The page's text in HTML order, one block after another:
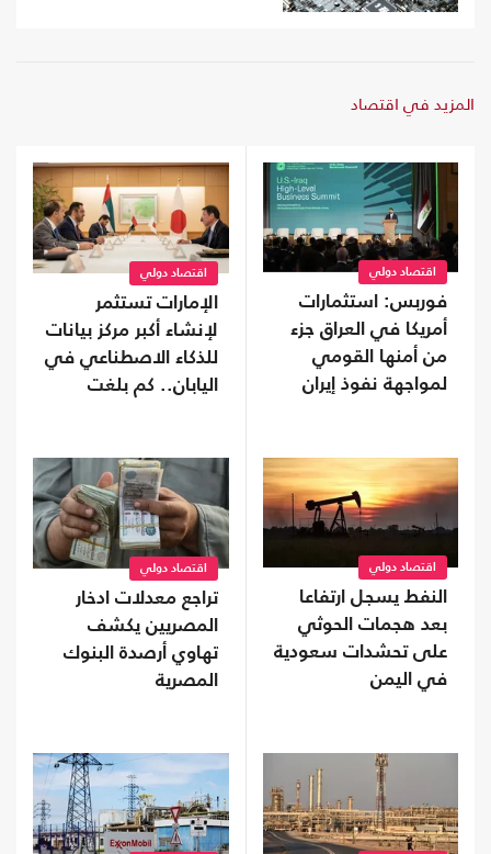
المزيد في اقتصاد
اقتصاد دولي
فوربس: استثمارات
أمريكا في العراق جزء
من أمنها القومي
لمواجهة نفوذ إيران
اقتصاد دولي
الإمارات تستثمر
لإنشاء أكبر مركز بيانات
للذكاء الاصطناعي في
اليابان.. كم بلغت
اقتصاد دولي
النفط يسجل ارتفاعا
بعد هجمات الحوثي
على تحشدات سعودية
في اليمن
اقتصاد دولي
تراجع معدلات ادخار
المصريين يكشف
تهاوي أرصدة البنوك
المصرية